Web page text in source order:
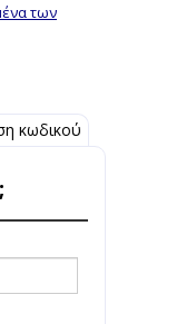
των
κωδικού